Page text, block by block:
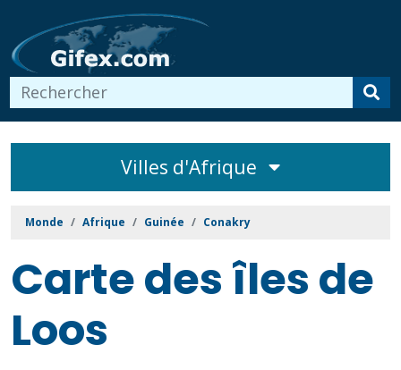
Villes d'Afrique
Monde Afrique Guinée Conakry
Carte des îles de
Loos